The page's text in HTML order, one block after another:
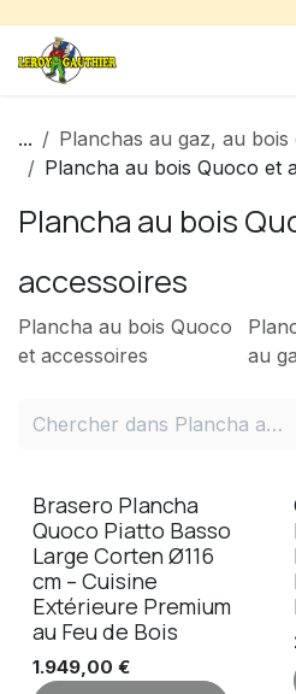
Se rendre au contenu
...
Planchas au gaz, au bois
Plancha au bois Quoco et
Plancha au bois
accessoires
Plancha au bois Quoco
et accessoires
au
Brasero Plancha
Quoco Piatto Basso
Large Corten Ø116
cm – Cuisine
Extérieure Premium
au Feu de Bois
1.949,00 €